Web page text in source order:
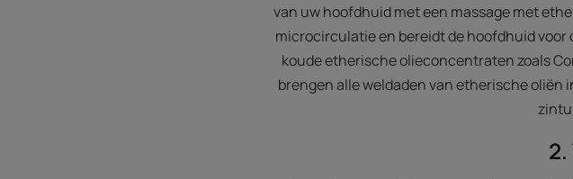
van uw hoofdhuid met een massage met
microcirculatie en bereidt de hoofdhuid voor
koude etherische olieconcentraten zoals
brengen alle weldaden van etherische oliën
2.